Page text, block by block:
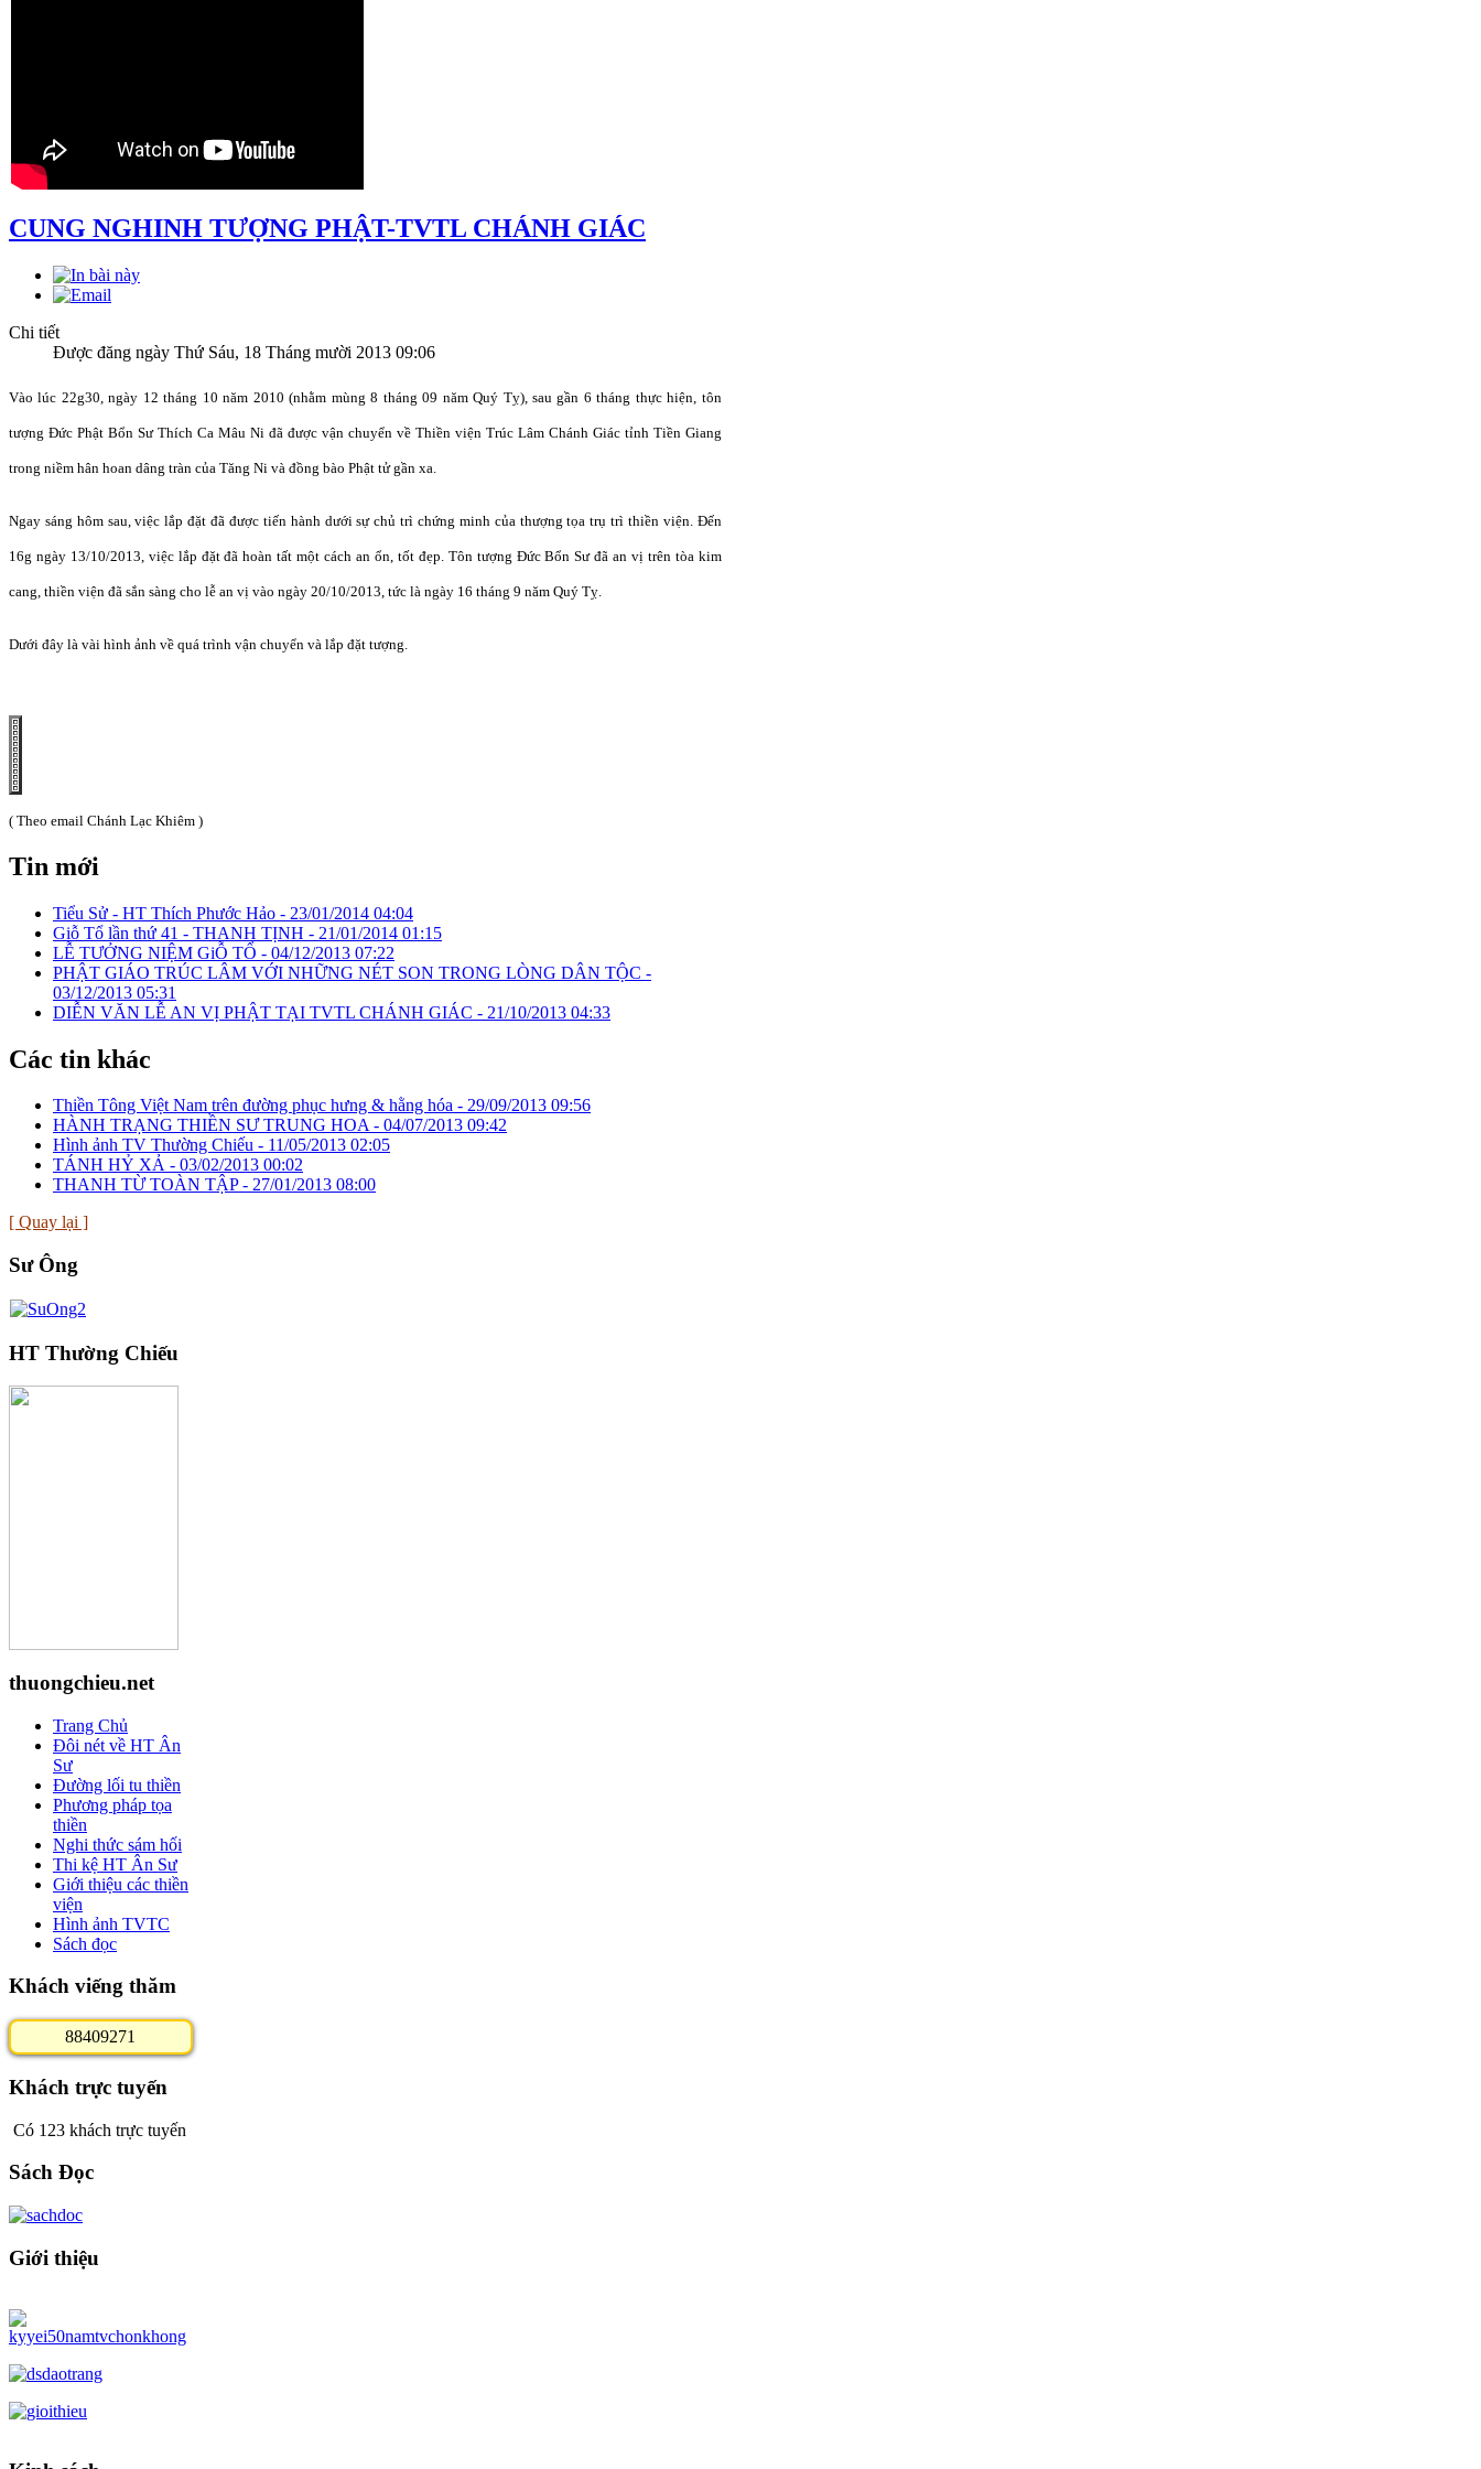
CUNG NGHINH TƯỢNG PHẬT-TVTL CHÁNH GIÁC
Chi tiết
Được đăng ngày Thứ Sáu, 18 Tháng mười 2013 09:06
Vào lúc 22g30, ngày 12 tháng 10 năm 2010 (nhằm mùng 8 tháng 09 năm Quý Tỵ), sau gần 6 tháng thực hiện, tôn
tượng Đức Phật Bổn Sư Thích Ca Mâu Ni đã được vận chuyển về Thiền viện Trúc Lâm Chánh Giác tỉnh Tiền Giang
trong niềm hân hoan dâng tràn của Tăng Ni và đồng bào Phật tử gần xa.
Ngay sáng hôm sau, việc lắp đặt đã được tiến hành dưới sự chủ trì chứng minh của thượng tọa trụ trì thiền viện. Đến
16g ngày 13/10/2013, việc lắp đặt đã hoàn tất một cách an ổn, tốt đẹp. Tôn tượng Đức Bổn Sư đã an vị trên tòa kim
cang, thiền viện đã sắn sàng cho lễ an vị vào ngày 20/10/2013, tức là ngày 16 tháng 9 năm Quý Tỵ.
Dưới đây là vài hình ảnh về quá trình vận chuyển và lắp đặt tượng.
( Theo email Chánh Lạc Khiêm )
Tin mới
Tiểu Sử - HT Thích Phước Hảo - 23/01/2014 04:04
Giỗ Tổ lần thứ 41 - THANH TỊNH - 21/01/2014 01:15
LỄ TƯỞNG NIỆM GiỖ TỔ - 04/12/2013 07:22
PHẬT GIÁO TRÚC LÂM VỚI NHỮNG NÉT SON TRONG LÒNG DÂN TỘC -
03/12/2013 05:31
DIỄN VĂN LỄ AN VỊ PHẬT TẠI TVTL CHÁNH GIÁC - 21/10/2013 04:33
Các tin khác
Thiền Tông Việt Nam trên đường phục hưng & hằng hóa - 29/09/2013 09:56
HÀNH TRẠNG THIỀN SƯ TRUNG HOA - 04/07/2013 09:42
Hình ảnh TV Thường Chiếu - 11/05/2013 02:05
TÁNH HỶ XẢ - 03/02/2013 00:02
THANH TỪ TOÀN TẬP - 27/01/2013 08:00
[ Quay lại ]
Sư Ông
HT Thường Chiếu
thuongchieu.net
Trang Chủ
Đôi nét về HT Ân
Sư
Đường lối tu thiền
Phương pháp tọa
thiền
Nghi thức sám hối
Thi kệ HT Ân Sư
Giới thiệu các thiền
viện
Hình ảnh TVTC
Sách đọc
Khách viếng thăm
88409271
Khách trực tuyến
Có 123 khách trực tuyến
Sách Đọc
Giới thiệu